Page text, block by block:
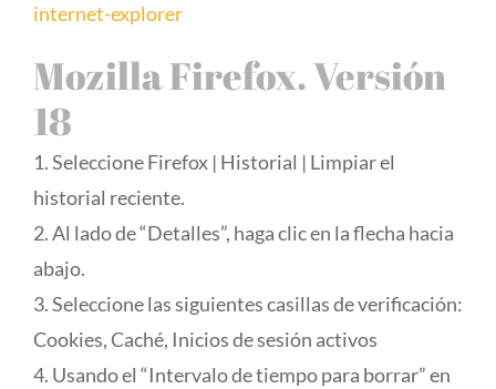
internet-explorer
Mozilla Firefox. Versión
18
1. Seleccione Firefox | Historial | Limpiar el
historial reciente.
2. Al lado de “Detalles”, haga clic en la flecha hacia
abajo.
3. Seleccione las siguientes casillas de verificación:
Cookies, Caché, Inicios de sesión activos
4. Usando el “Intervalo de tiempo para borrar” en